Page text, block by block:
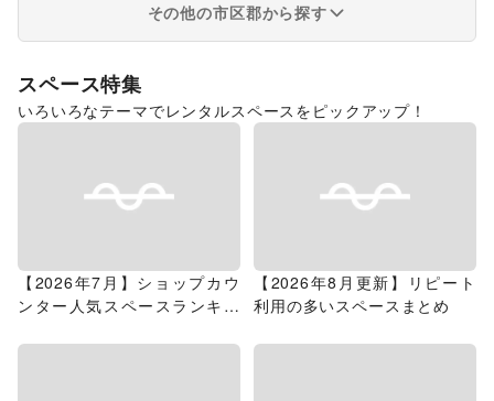
その他の市区郡から探す
スペース特集
いろいろなテーマでレンタルスペースをピックアップ！
【2026年7月】ショップカウ
ンター人気スペースランキン
【2026年8月更新】リピート
利用の多いスペースまとめ